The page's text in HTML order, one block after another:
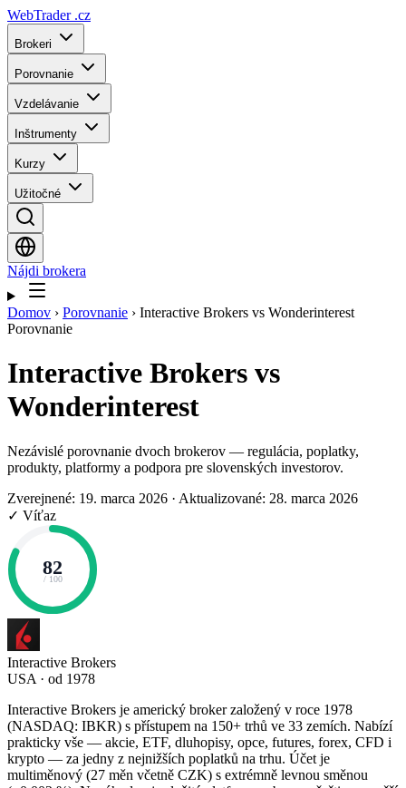
WebTrader .cz
Brokeri
Porovnanie
Vzdelávanie
Inštrumenty
Kurzy
Užitočné
Nájdi brokera
Domov › Porovnanie › Interactive Brokers vs Wonderinterest
Porovnanie
Interactive Brokers vs
Wonderinterest
Nezávislé porovnanie dvoch brokerov — regulácia, poplatky,
produkty, platformy a podpora pre slovenských investorov.
Zverejnené: 19. marca 2026 · Aktualizované: 28. marca 2026
✓ Víťaz
82
/ 100
Interactive Brokers
USA · od 1978
Interactive Brokers je americký broker založený v roce 1978
(NASDAQ: IBKR) s přístupem na 150+ trhů ve 33 zemích. Nabízí
prakticky vše — akcie, ETF, dluhopisy, opce, futures, forex, CFD i
krypto — za jedny z nejnižších poplatků na trhu. Účet je
multiměnový (27 měn včetně CZK) s extrémně levnou směnou